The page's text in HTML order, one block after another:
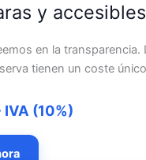
y accesibles
en la transparencia.
tienen un coste
IVA (10%)